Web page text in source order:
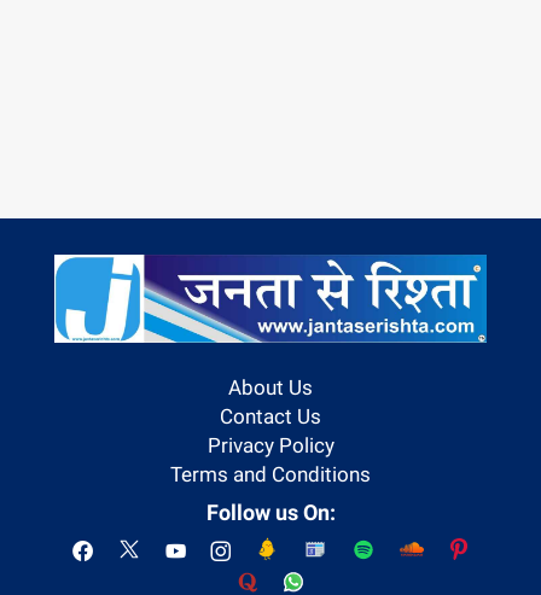
About Us
Contact Us
Privacy Policy
Terms and Conditions
Follow us On: